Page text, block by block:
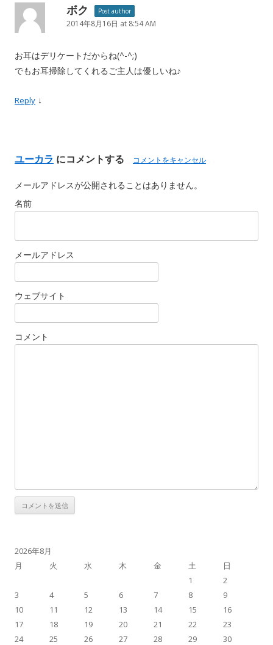
ボク Post author
2014年8月16日 at 8:54 AM
お耳はデリケートだからね(^-^;)
でもお耳掃除してくれるご主人は優しいね♪
Reply ↓
ユーカラ にコメントする コメントをキャンセル
メールアドレスが公開されることはありません。
名前
メールアドレス
ウェブサイト
コメント
2026年8月
月
火 水 木 金 土 日
1
2
3
4 5 6 7 8
9
10
11 12 13 14 15
16
17
18 19 20 21 22
23
24
25 26 27 28 29
30